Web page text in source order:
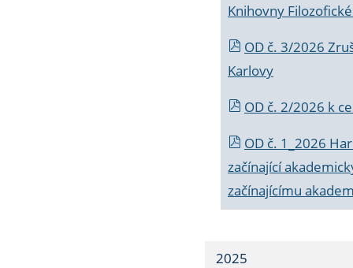
Knihovny
OD č. 3/2026
Karlovy
OD č. 2/2026 k
OD č. 1_2026
začínající
začínajícímu
2025